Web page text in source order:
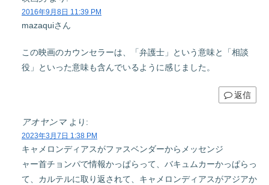
2016年9月8日 11:39 PM
mazaquiさん
この映画のカウンセラーは、「弁護士」という意味と「相談
役」といった意味も含んでいるように感じました。
返信
アオヤンマ より:
2023年3月7日 1:38 PM
キャメロンディアスがファスベンダーからメッセンジ
ャー首チョンパで情報かっぱらって、バキュムカーかっぱらっ
て、カルテルに取り返されて、キャメロンディアスがアジアか